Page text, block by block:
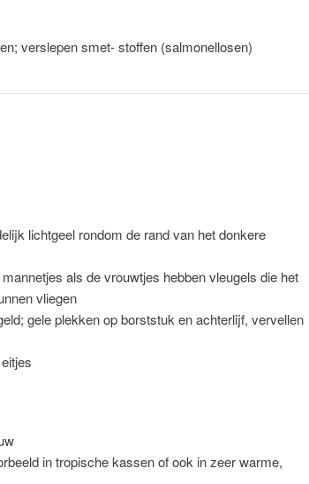
verslepen smet- stoffen (salmonellosen)
lichtgeel rondom de rand van het donkere
als de vrouwtjes hebben vleugels die het
vliegen
gele plekken op borststuk en achterlijf, vervellen
in tropische kassen of ook in zeer warme,